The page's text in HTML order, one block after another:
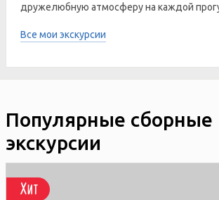
дружелюбную атмосферу на каждой
Все мои экскурсии
Популярные сборные
экскурсии
Хит